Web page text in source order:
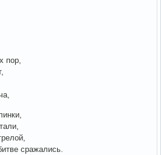
пор,
сражались.